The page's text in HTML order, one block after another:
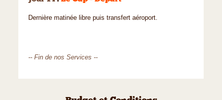
Dernière matinée libre puis transfert aéroport.
-- Fin de nos Services --